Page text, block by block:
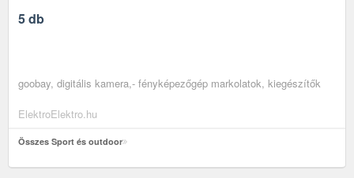
5 db
goobay, digitális kamera,- fényképezőgép markolatok, kiegészítők
ElektroElektro.hu
Összes Sport és outdoor